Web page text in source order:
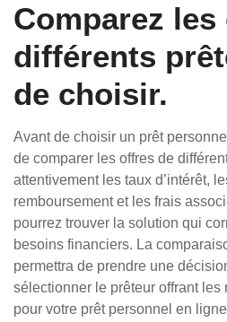
Comparez
différents
de choisir.
Avant de choisir un prêt
de comparer les offres de
attentivement les taux d’intérêt,
remboursement et les frais
pourrez trouver la solution qui
besoins financiers. La
permettra de prendre une
sélectionner le prêteur offrant
pour votre prêt personnel en